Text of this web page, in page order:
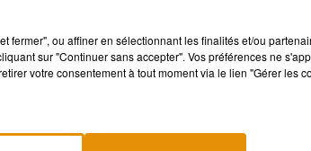
dernier
de 14% l’an dernier, et vu que c’est la
l’impact est important.
nouvelle, mais pourtant, ce recul s’est pas
fermer", ou affiner en sélectionnant les finalités et/ou
sur "Continuer sans accepter". Vos préférences ne
votre consentement à tout moment via le lien "Gérer les